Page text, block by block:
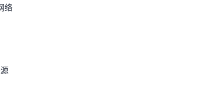
络